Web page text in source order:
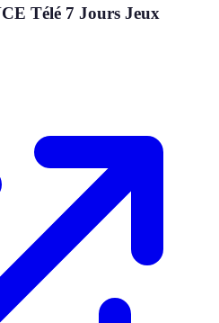
Télé 7 Jours Jeux